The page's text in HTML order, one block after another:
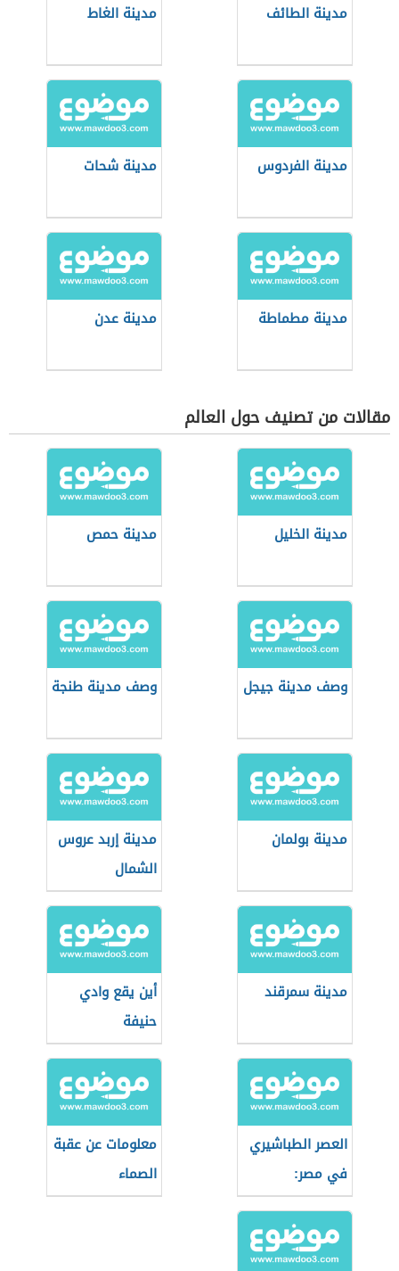
مدينة الطائف مدينة الغاط
مدينة الفردوس مدينة شحات
مدينة مطماطة مدينة عدن
مقالات من تصنيف حول العالم
مدينة الخليل مدينة حمص
وصف مدينة جيجل وصف مدينة طنجة
مدينة بولمان
مدينة إربد عروس
الشمال
مدينة سمرقند
أين يقع وادي
حنيفة
العصر الطباشيري
في مصر:
الجيولوجيا
والأحداث
معلومات عن عقبة
الصماء